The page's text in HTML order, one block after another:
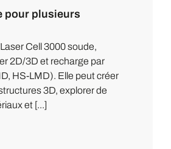
pour plusieurs
Cell 3000 soude,
2D/3D et recharge par
HS-LMD). Elle peut créer
3D, explorer de
et [...]